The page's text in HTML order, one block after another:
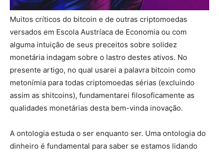
Muitos críticos do bitcoin e de outras criptomoedas
versados em Escola Austríaca de Economia ou com
alguma intuição de seus preceitos sobre solidez
monetária indagam sobre o lastro destes ativos. No
presente artigo, no qual usarei a palavra bitcoin como
metonímia para todas criptomoedas sérias (excluindo
assim as shitcoins), fundamentarei filosoficamente as
qualidades monetárias desta bem-vinda inovação.
A ontologia estuda o ser enquanto ser. Uma ontologia do
dinheiro é fundamental para saber se estamos lidando